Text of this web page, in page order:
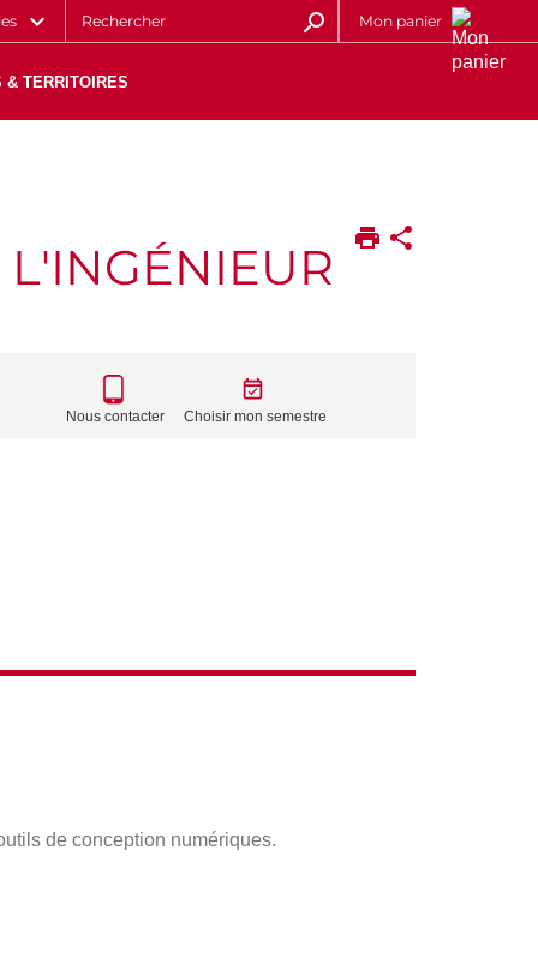
Mon panier
& TERRITOIRES
CALL
TO
Nous contacter Choisir mon semestre
de conception numériques.